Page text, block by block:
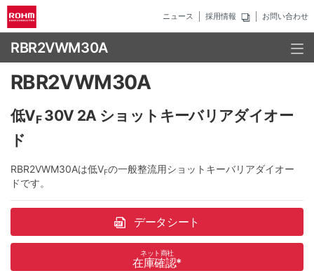
ニュース 採用情報 お問い合わせ
RBR2VWM30A
RBR2VWM30A
低VF30V 2A ショットキーバリアダイオー
ド
RBR2VWM30Aは低VFの一般整流用ショットキーバリアダイオー
ドです。
データシート
ネット商社
在庫確認*